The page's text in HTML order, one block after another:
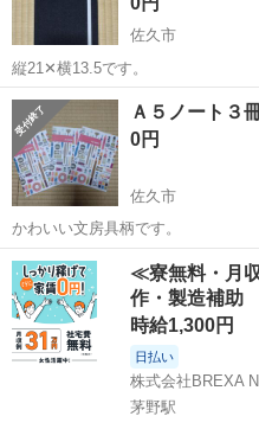
佐久市
縦21✕横13.5です。
長野 佐久市
Ａ５ノート３
0円
佐久市
かわいい文房具柄です。
長野 佐久市 手帳 文房
≪寮無料・月
作・製造補助
時給1,300円
日払い
株式会社BREXA
茅野駅